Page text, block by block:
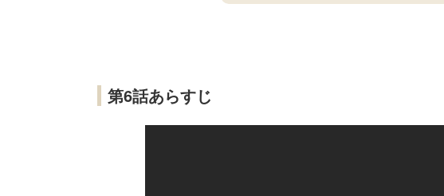
第6話あらすじ